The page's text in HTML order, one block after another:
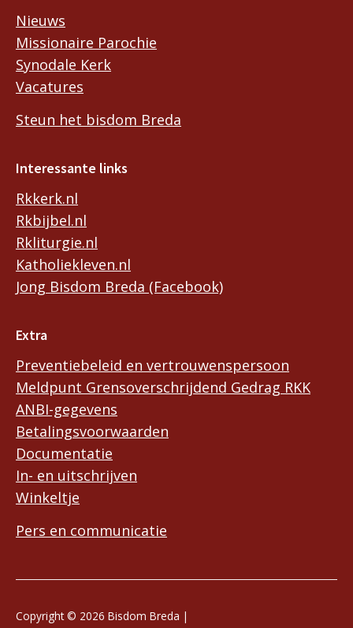
Nieuws
Missionaire Parochie
Synodale Kerk
Vacatures
Steun het bisdom Breda
Interessante links
Rkkerk.nl
Rkbijbel.nl
Rkliturgie.nl
Katholiekleven.nl
Jong Bisdom Breda (Facebook)
Extra
Preventiebeleid en vertrouwenspersoon
Meldpunt Grensoverschrijdend Gedrag RKK
ANBI-gegevens
Betalingsvoorwaarden
Documentatie
In- en uitschrijven
Winkeltje
Pers en communicatie
Copyright © 2026 Bisdom Breda |